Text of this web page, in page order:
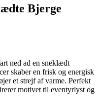
Bjerge
ned ad en sneklædt
skaber en frisk og energisk
et strejf af varme. Perfekt
motivet til eventyrlyst og